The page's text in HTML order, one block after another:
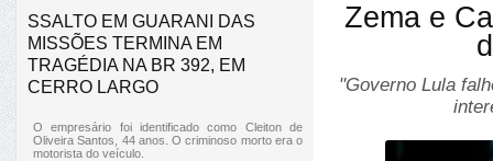
SSALTO EM GUARANI DAS
MISSÕES TERMINA EM
TRAGÉDIA NA BR 392, EM
CERRO LARGO
O empresário foi identificado como Cleiton de
Oliveira Santos, 44 anos. O criminoso morto era o
motorista do veículo.
Zema e
"Governo Lula